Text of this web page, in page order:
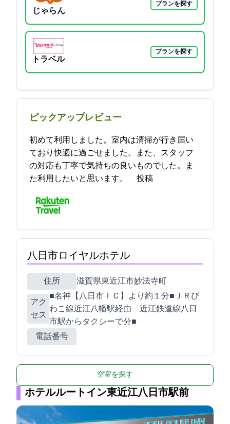
じゃらん
プランを探す
Yahoo!トラベル
プランを探す
ピックアップレビュー
初めて利用しました。室内は清掃が行き届い
ており快適に過ごせました。また、スタッフ
の対応も丁寧で気持ちの良いものでした。ま
た利用したいと思います。 2021-08-26 16:10:45投稿
八日市ロイヤルホテル
住所 滋賀県東近江市妙法寺町690
アク
セス
■名神【八日市ＩＣ】より約１分■ＪＲび
わこ線近江八幡駅経由 近江鉄道線八日
市駅からタクシーで10分■
電話番号
空室を探す
ホテルルートイン東近江八日市駅前